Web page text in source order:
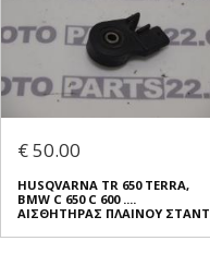
€ 50.00
HUSQVARNA TR 650 TERRA,
BMW C 650 C 600 ....
ΑΙΣΘΗΤΗΡΑΣ ΠΛΑΙΝΟΥ ΣΤΑΝΤ